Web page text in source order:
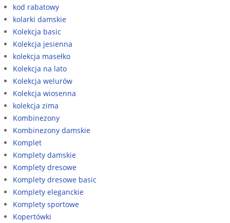
kod rabatowy
kolarki damskie
Kolekcja basic
Kolekcja jesienna
kolekcja masełko
Kolekcja na lato
Kolekcja welurów
Kolekcja wiosenna
kolekcja zima
Kombinezony
Kombinezony damskie
Komplet
Komplety damskie
Komplety dresowe
Komplety dresowe basic
Komplety eleganckie
Komplety sportowe
Kopertówki